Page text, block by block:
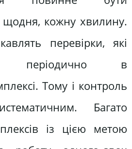
щодня, кожну хвилину.
перевірки, які
періодично в
Тому і контроль
Багато
із цією метою